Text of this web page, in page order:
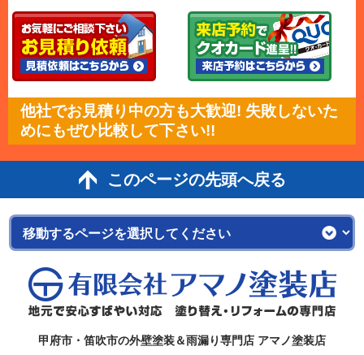
他社でお見積り中の方も大歓迎! 失敗しないた
めにもぜひ比較して下さい!!
このページの先頭へ戻る
甲府市・笛吹市の外壁塗装＆雨漏り専門店 アマノ塗装店